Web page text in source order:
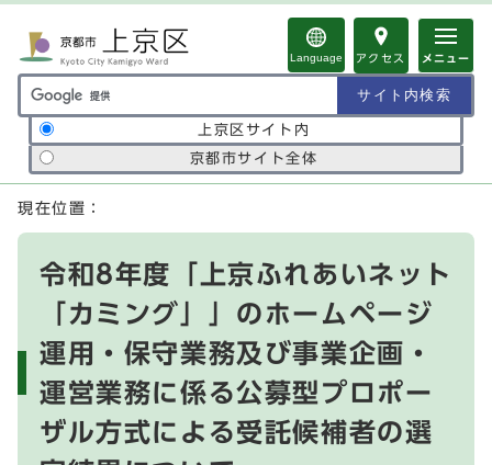
Language アクセス メニュー
サイト内検索の範囲
上京区サイト内
京都市サイト全体
ここから本文です
現在位置：
令和8年度「上京ふれあいネット
「カミング」」のホームページ
運用・保守業務及び事業企画・
運営業務に係る公募型プロポー
ザル方式による受託候補者の選